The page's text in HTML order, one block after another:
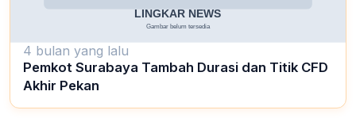
4 bulan yang lalu
Pemkot Surabaya Tambah Durasi dan Titik CFD
Akhir Pekan